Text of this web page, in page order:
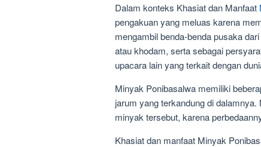
Dalam konteks Khasiat dan Manfaat
pengakuan yang meluas karena
mengambil benda-benda pusaka
atau khodam, serta sebagai
upacara lain yang terkait dengan
Minyak Ponibasalwa memiliki
jarum yang terkandung di
minyak tersebut, karena
Khasiat dan manfaat Minyak